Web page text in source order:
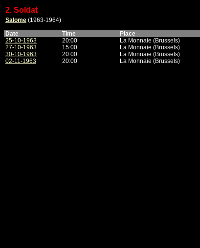
2. Soldat
Salome (1963-1964)
Date
Time
Place
25-10-1963
20:00
La Monnaie (Brussels)
27-10-1963
15:00
La Monnaie (Brussels)
30-10-1963
20:00
La Monnaie (Brussels)
02-11-1963
20:00 La Monnaie (Brussels)